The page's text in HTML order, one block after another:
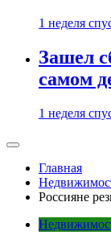
1 неделя
Зашел
самом
1 неделя
Главная
Россияне